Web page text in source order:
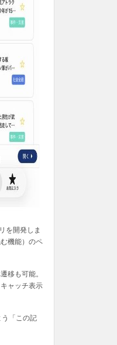
を開発しま
機能）のペ
移も可能。
ャッチ表示
「この記